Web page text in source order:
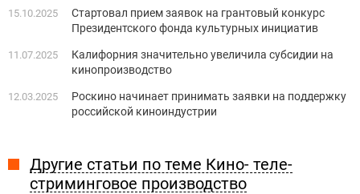
15.10.2025
Стартовал прием заявок на грантовый конкурс
Президентского фонда культурных инициатив
11.07.2025
Калифорния значительно увеличила субсидии на
кинопроизводство
12.03.2025
Роскино начинает принимать заявки на поддержку
российской киноиндустрии
Другие статьи по теме Кино- теле-
стриминговое производство